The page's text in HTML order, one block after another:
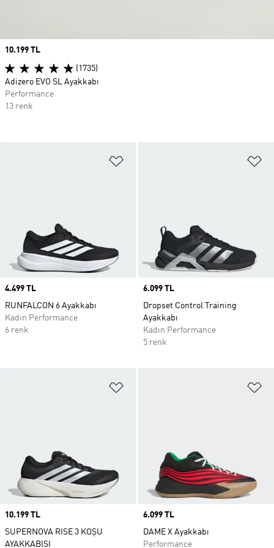
Price
4.499 TL
RUNFALCON 6 Ayakkabı
Kadın Performance
6 renk
Price
6.099 TL
Dropset Control Training
Ayakkabı
Kadın Performance
5 renk
Price
10.199 TL
SUPERNOVA RISE 3 KOŞU
AYAKKABISI
Price
6.099 TL
DAME X Ayakkabı
Performance
Price
10.199 TL
(1735)
Adizero EVO SL Ayakkabı
Performance
13 renk